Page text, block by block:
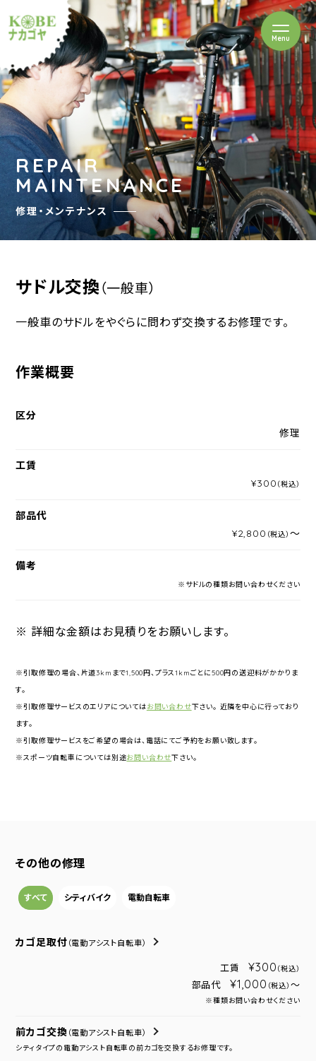
ルショップナカゴヤ
Menuを開閉
REPAIR
MAINTENANCE
修理・メンテナンス
サドル交換（一般車）
一般車のサドルをやぐらに問わず交換するお修理です。
作業概要
区分
修理
工賃
¥300 （税込）
部品代
¥2,800 （税込） ～
備考
※サドルの種類お問い合わせください
※ 詳細な金額はお見積りをお願いします。
※引取修理の場合、片道3kmまで1,500円、プラス1kmごとに500円の送迎料がかかりま
す。
※引取修理サービスのエリアについてはお問い合わせ下さい。 近隣を中心に行っており
ます。
※引取修理サービスをご希望の場合は、電話にてご予約をお願い致します。
※スポーツ自転車については別途お問い合わせ下さい。
その他の修理
すべて シティバイク 電動自転車
カゴ足取付 （電動アシスト自転車）
工賃 ¥300 （税込）
部品代 ¥1,000 （税込） ～
※種類お問い合わせください
前カゴ交換 （電動アシスト自転車）
シティタイプの電動アシスト自転車の前カゴを交換するお修理です。